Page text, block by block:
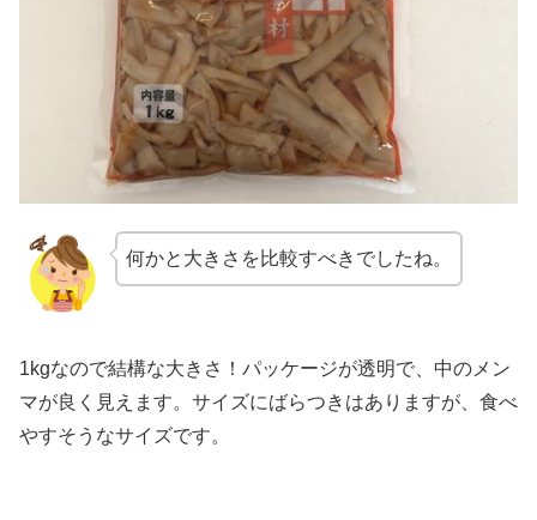
何かと大きさを比較すべきでしたね。
1kgなので結構な大きさ！パッケージが透明で、中のメン
マが良く見えます。サイズにばらつきはありますが、食べ
やすそうなサイズです。